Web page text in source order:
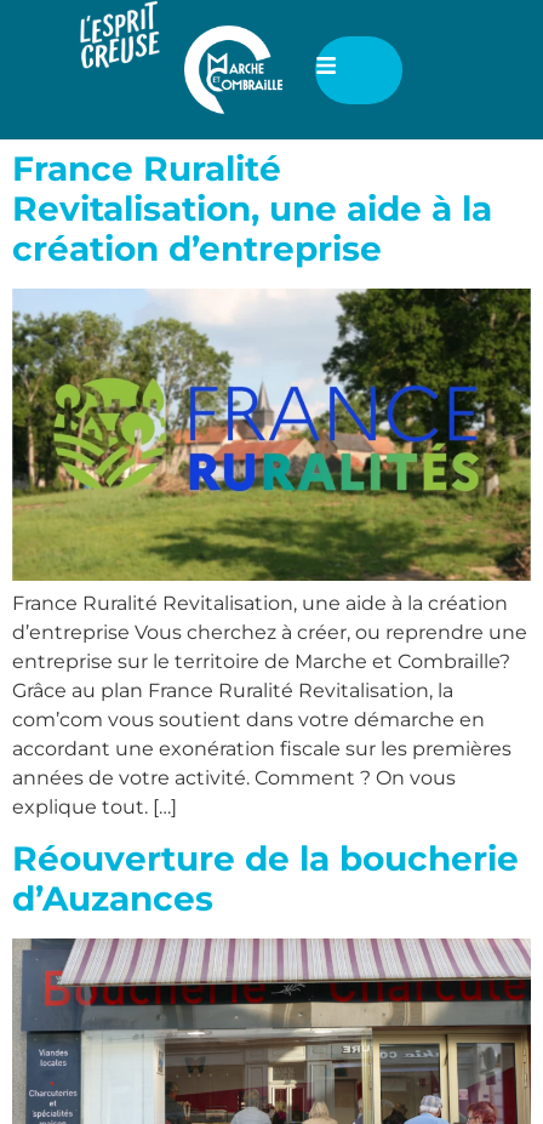
France Ruralité
Revitalisation, une aide à la
création d’entreprise
France Ruralité Revitalisation, une aide à la création
d’entreprise Vous cherchez à créer, ou reprendre une
entreprise sur le territoire de Marche et Combraille𝅴?
Grâce au plan France Ruralité Revitalisation, la
com’com vous soutient dans votre démarche en
accordant une exonération fiscale sur les premières
années de votre activité. Comment ? On vous
explique tout. […]
Réouverture de la boucherie
d’Auzances